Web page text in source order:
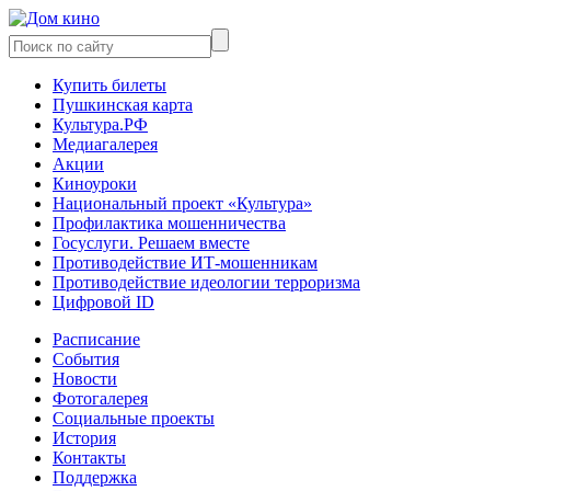
Купить билеты
Пушкинская карта
Культура.РФ
Медиагалерея
Акции
Киноуроки
Национальный проект «Культура»
Профилактика мошенничества
Госуслуги. Решаем вместе
Противодействие ИТ-мошенникам
Противодействие идеологии терроризма
Цифровой ID
Расписание
События
Новости
Фотогалерея
Социальные проекты
История
Контакты
Поддержка